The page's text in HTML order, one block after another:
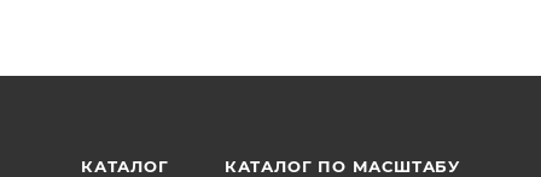
КАТАЛОГ КАТАЛОГ ПО МАСШТАБУ